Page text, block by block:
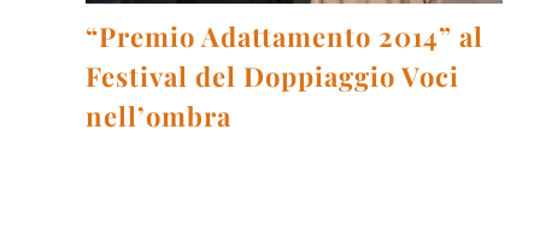
“Premio Adattamento 2014” al
Festival del Doppiaggio Voci
nell’ombra